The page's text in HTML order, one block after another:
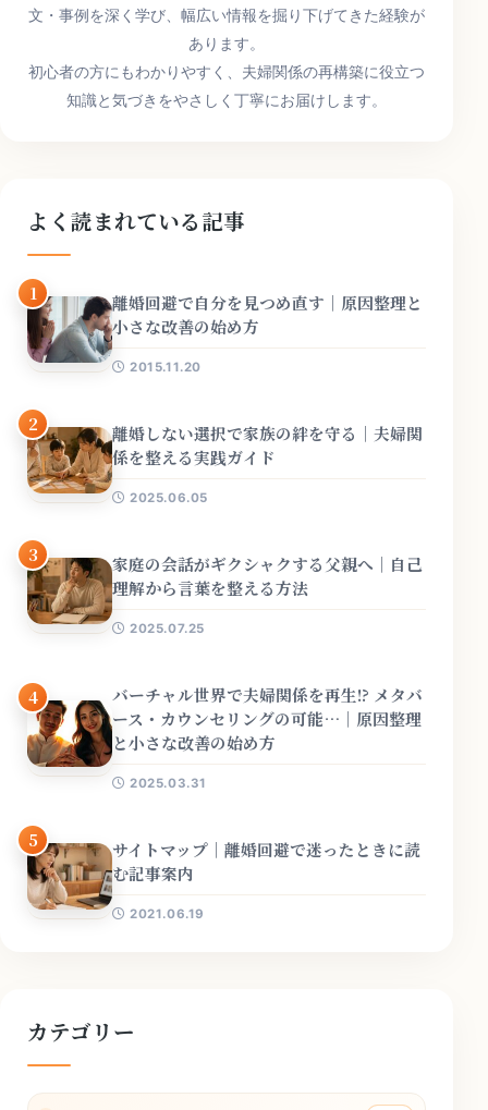
文・事例を深く学び、幅広い情報を掘り下げてきた経験が
あります。
初心者の方にもわかりやすく、夫婦関係の再構築に役立つ
知識と気づきをやさしく丁寧にお届けします。
よく読まれている記事
1
離婚回避で自分を見つめ直す｜原因整理と
小さな改善の始め方
2015.11.20
2
離婚しない選択で家族の絆を守る｜夫婦関
係を整える実践ガイド
2025.06.05
3
家庭の会話がギクシャクする父親へ｜自己
理解から言葉を整える方法
2025.07.25
4
バーチャル世界で夫婦関係を再生!? メタバ
ース・カウンセリングの可能…｜原因整理
と小さな改善の始め方
2025.03.31
5
サイトマップ｜離婚回避で迷ったときに読
む記事案内
2021.06.19
カテゴリー